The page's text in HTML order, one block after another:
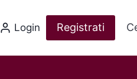
Login Registrati